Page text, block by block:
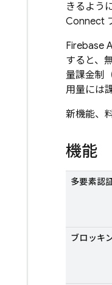
きるよう
Connect
Firebase
すると、
量課金制
用量には
新機能、
機能
多要素認
ブロッキ